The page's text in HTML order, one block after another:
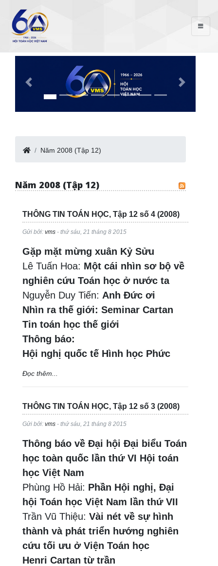
Năm 2008 (Tập 12)
Năm 2008 (Tập 12)
THÔNG TIN TOÁN HỌC, Tập 12 số 4 (2008)
Gửi bởi:vms - thứ sáu, 21 tháng 8 2015
Gặp mặt mừng xuân Kỷ Sửu
Lê Tuấn Hoa: Một cái nhìn sơ bộ về
nghiên cứu Toán học ở nước ta
Nguyễn Duy Tiến: Anh Đức ơi
Nhìn ra thế giới: Seminar Cartan
Tin toán học thế giới
Thông báo:
Hội nghị quốc tế Hình học Phức
Đọc thêm...
THÔNG TIN TOÁN HỌC, Tập 12 số 3 (2008)
Gửi bởi:vms - thứ sáu, 21 tháng 8 2015
Thông báo về Đại hội Đại biểu Toán
học toàn quốc lần thứ VI Hội toán
học Việt Nam
Phùng Hồ Hải: Phần Hội nghị, Đại
hội Toán học Việt Nam lần thứ VII
Trần Vũ Thiệu:Vài nét về sự hình
thành và phát triển hướng nghiên
cứu tối ưu ở Viện Toán học
Henri Cartan từ trần